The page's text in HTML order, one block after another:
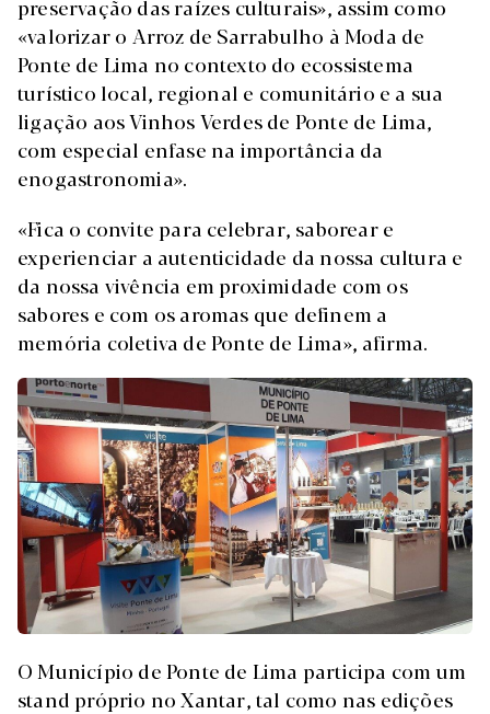
preservação das raízes culturais», assim como
«valorizar o Arroz de Sarrabulho à Moda de
Ponte de Lima no contexto do ecossistema
turístico local, regional e comunitário e a sua
ligação aos Vinhos Verdes de Ponte de Lima,
com especial enfase na importância da
enogastronomia».
«Fica o convite para celebrar, saborear e
experienciar a autenticidade da nossa cultura e
da nossa vivência em proximidade com os
sabores e com os aromas que definem a
memória coletiva de Ponte de Lima», afirma.
O Município de Ponte de Lima participa com um
stand próprio no Xantar, tal como nas edições